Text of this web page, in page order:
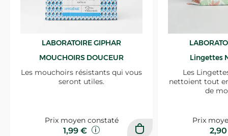
LABORATOIRE GIPHAR
MOUCHOIRS DOUCEUR
Les mouchoirs résistants qui vous
seront utiles.
Prix moyen constaté
1,99 €
Lingettes
Les
nettoient tout
de
Prix